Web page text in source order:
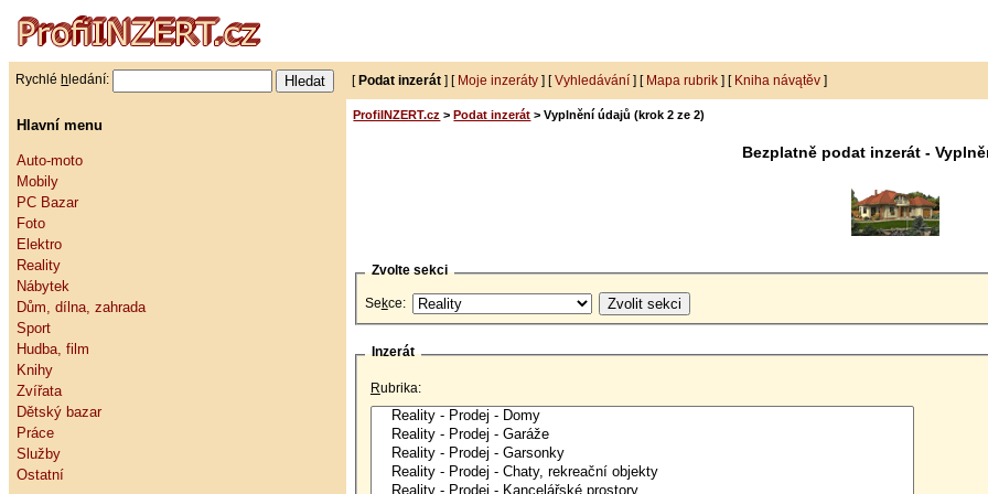
Rychlé h ledání: [Podat inzerát ] [ Moje inzeráty ] [Vyhledávání ] [ Mapa rubrik ] [ Kniha návątěv ]
Hlavní menu
Auto-moto
Mobily
PC Bazar
Foto
Elektro
Reality
Nábytek
Dům, dílna, zahrada
Sport
Hudba, film
Knihy
Zvířata
Dětský bazar
Práce
Služby
Ostatní
ProfiINZERT.cz > Podat inzerát > Vyplnění údajů (krok 2 ze 2)
Bezplatně podat inzerát -
Zvolte sekci
Sekce:
Inzerát
Rubrika: